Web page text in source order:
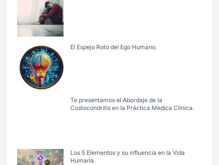
El Espejo Roto del Ego Humano.
Te presentamos el Abordaje de la
Costocondritis en la Práctica Mèdica Clínica.
Los 5 Elementos y su influencia en la Vida
Humana.